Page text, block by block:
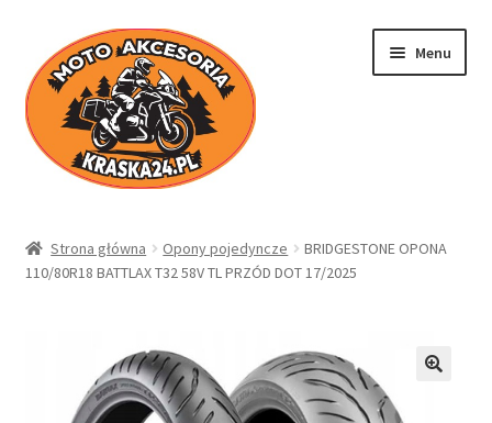
Przejdź
do
nawigacji
Przejdź
do
treści
Menu
Sklep
Moje konto
Strona główna Opony pojedyncze
BRIDGESTONE OPONA
110/80R18 BATTLAX T32 58V TL PRZÓD DOT 17/2025